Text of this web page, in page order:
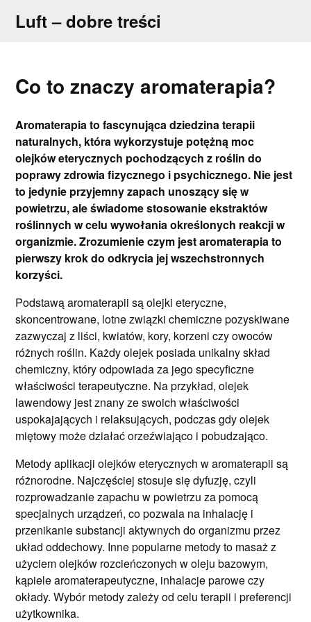
Luft – dobre treści
Co to znaczy aromaterapia?
Aromaterapia to fascynująca dziedzina terapii
naturalnych, która wykorzystuje potężną moc
olejków eterycznych pochodzących z roślin do
poprawy zdrowia fizycznego i psychicznego. Nie jest
to jedynie przyjemny zapach unoszący się w
powietrzu, ale świadome stosowanie ekstraktów
roślinnych w celu wywołania określonych reakcji w
organizmie. Zrozumienie czym jest aromaterapia to
pierwszy krok do odkrycia jej wszechstronnych
korzyści.
Podstawą aromaterapii są olejki eteryczne,
skoncentrowane, lotne związki chemiczne pozyskiwane
zazwyczaj z liści, kwiatów, kory, korzeni czy owoców
różnych roślin. Każdy olejek posiada unikalny skład
chemiczny, który odpowiada za jego specyficzne
właściwości terapeutyczne. Na przykład, olejek
lawendowy jest znany ze swoich właściwości
uspokajających i relaksujących, podczas gdy olejek
miętowy może działać orzeźwiająco i pobudzająco.
Metody aplikacji olejków eterycznych w aromaterapii są
różnorodne. Najczęściej stosuje się dyfuzję, czyli
rozprowadzanie zapachu w powietrzu za pomocą
specjalnych urządzeń, co pozwala na inhalację i
przenikanie substancji aktywnych do organizmu przez
układ oddechowy. Inne popularne metody to masaż z
użyciem olejków rozcieńczonych w oleju bazowym,
kąpiele aromaterapeutyczne, inhalacje parowe czy
okłady. Wybór metody zależy od celu terapii i preferencji
użytkownika.